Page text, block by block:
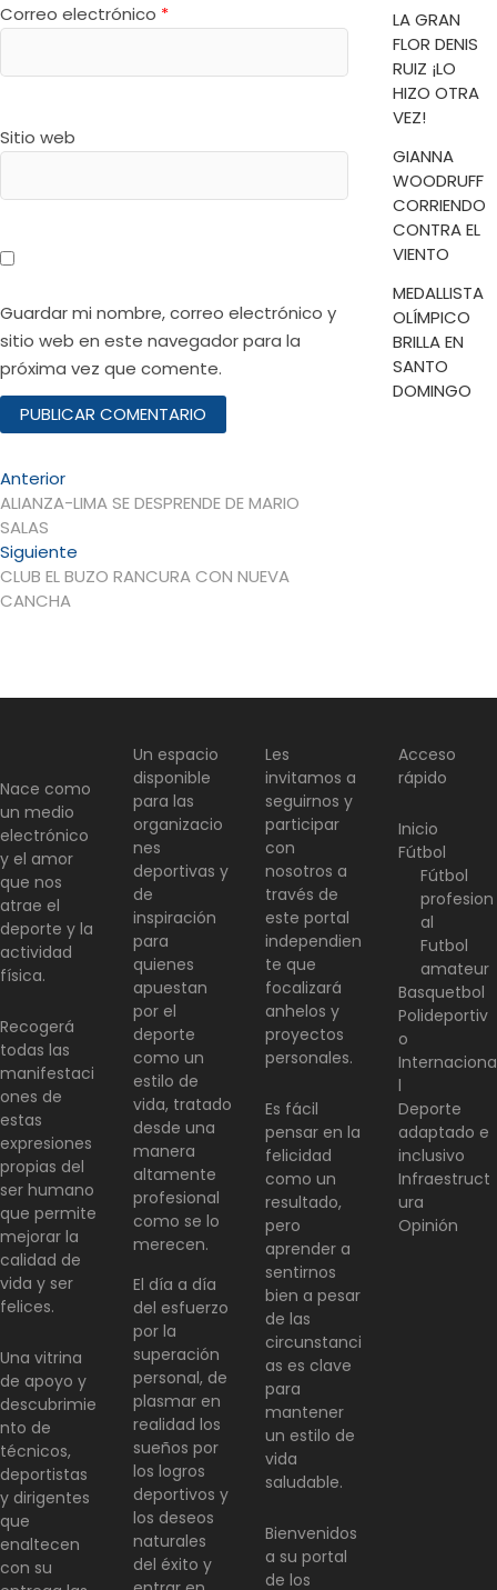
Correo electrónico *
Sitio web
Guardar mi nombre, correo electrónico y
sitio web en este navegador para la
próxima vez que comente.
Navegación
de
entradas
AnteriorEntrada
anterior:
ALIANZA-LIMA SE DESPRENDE DE MARIO
SALAS
Siguiente
siguiente:
CLUB EL BUZO RANCURA CON NUEVA
CANCHA
LA GRAN
FLOR DENIS
RUIZ ¡LO
HIZO OTRA
VEZ!
GIANNA
WOODRUFF
CORRIENDO
CONTRA EL
VIENTO
MEDALLISTA
OLÍMPICO
BRILLA EN
SANTO
DOMINGO
Nace como
un medio
electrónico
y el amor
que nos
atrae el
deporte y la
actividad
física.
Recogerá
todas las
manifestaci
ones de
estas
expresiones
propias del
ser humano
que permite
mejorar la
calidad de
vida y ser
felices.
Una vitrina
de apoyo y
descubrimie
nto de
técnicos,
deportistas
y dirigentes
que
enaltecen
con su
Un espacio
disponible
para las
organizacio
nes
deportivas y
de
inspiración
para
quienes
apuestan
por el
deporte
como un
estilo de
vida, tratado
desde una
manera
altamente
profesional
como se lo
merecen.
El día a día
del esfuerzo
por la
superación
personal, de
plasmar en
realidad los
sueños por
los logros
deportivos y
los deseos
naturales
del éxito y
Les
invitamos a
seguirnos y
participar
con
nosotros a
través de
este portal
independien
te que
focalizará
anhelos y
proyectos
personales.
Es fácil
pensar en la
felicidad
como un
resultado,
pero
aprender a
sentirnos
bien a pesar
de las
circunstanci
as es clave
para
mantener
un estilo de
vida
saludable.
Bienvenidos
a su portal
de los
Acceso
rápido
Inicio
Fútbol
Fútbol
profesion
al
Futbol
amateur
Basquetbol
Polideportiv
o
Internaciona
l
Deporte
adaptado e
inclusivo
Infraestruct
ura
Opinión